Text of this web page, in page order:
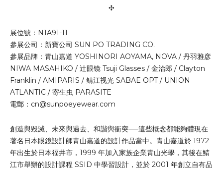
✣
展位號：N1A91-11
參展公司：新寶公司 SUN PO TRADING CO.
參展品牌：青山嘉道 YOSHINORI AOYAMA, NOVA / 丹羽雅彦
NIWA MASAHIKO / 辻眼镜 Tsuji Glasses / 金治郎 / Clayton
Franklin / AMIPARIS / 鲭江视光 SABAE OPT / UNION
ATLANTIC / 寄生虫 PARASITE
電郵： cn@sunpoeyewear.com
創造與毀滅、未來與過去、和諧與衝突──這些概念都能夠體現在
著名日本眼鏡設計師青山嘉道的設計作品當中。青山嘉道於 1972
年出生於日本福井市，1999 年加入家族企業青山光學，其後在鯖
江市舉辦的設計課程 SSID 中學習設計，並於 2001 年創立自有品